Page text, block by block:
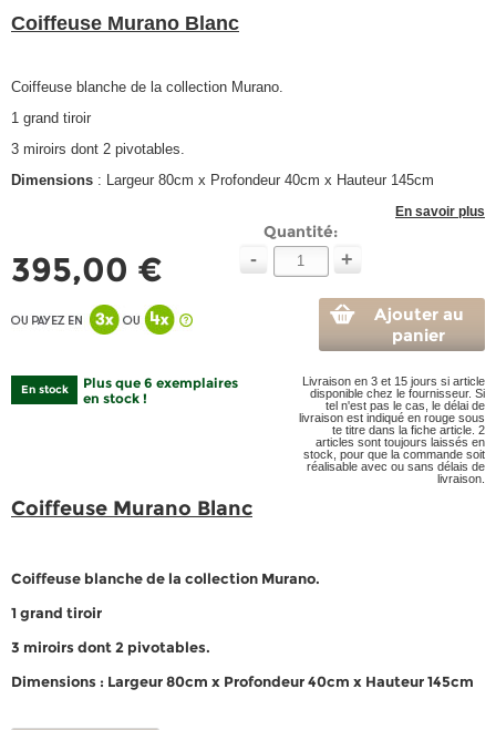
Coiffeuse Murano Blanc
Coiffeuse blanche de la collection Murano.
1 grand tiroir
3 miroirs dont 2 pivotables.
Dimensions : Largeur 80cm x Profondeur 40cm x Hauteur 145cm
En savoir plus
395,00 €
Quantité:
- +
Ajouter au
panier
En stock
Plus que 6 exemplaires
en stock !
Livraison en 3 et 15 jours si article
disponible chez le fournisseur. Si
tel n'est pas le cas, le délai de
livraison est indiqué en rouge sous
te titre dans la fiche article. 2
articles sont toujours laissés en
stock, pour que la commande soit
réalisable avec ou sans délais de
livraison.
Coiffeuse Murano Blanc
Coiffeuse blanche de la collection Murano.
1 grand tiroir
3 miroirs dont 2 pivotables.
Dimensions : Largeur 80cm x Profondeur 40cm x Hauteur 145cm